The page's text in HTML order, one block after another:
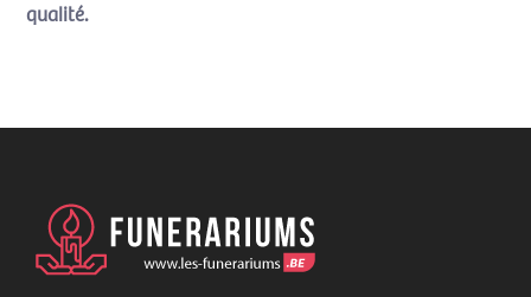
qualité.